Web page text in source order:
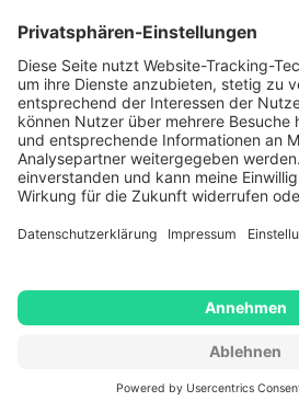
Shop
Amazon 3–5 Einheiten